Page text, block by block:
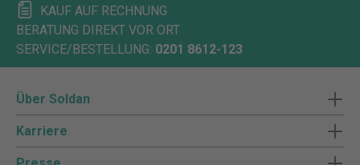
KAUF AUF RECHNUNG
BERATUNG DIREKT VOR ORT
SERVICE/BESTELLUNG: 0201 8612-123
Über Soldan
Karriere